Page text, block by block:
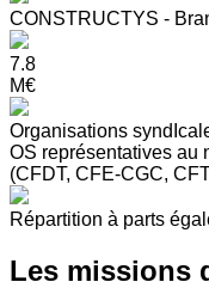
CONSTRUCTYS -
7.8
M€
Organisations
OS représentatives au
(CFDT, CFE-CGC,
Répartition à parts
Les missions